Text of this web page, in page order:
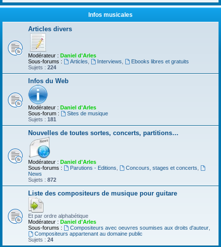
Infos musicales
Articles divers
Modérateur : Daniel d'Arles
Sous-forums :
Articles Interviews
Ebooks libres et gratuits
Sujets : 224
Infos du Web
Modérateur : Daniel d'Arles
Sous-forum :
Sites de musique
Sujets : 181
Nouvelles de toutes sortes, concerts, partitions…
Modérateur : Daniel d'Arles
Sous-forums :
Parutions - Editions Concours, stages et concerts
News
Sujets : 872
Liste des compositeurs de musique pour guitare
Et par ordre alphabétique
Modérateur : Daniel d'Arles
Sous-forums :
Compositeurs avec oeuvres soumises aux droits d'auteur,
Compositeurs appartenant au domaine public
Sujets : 24